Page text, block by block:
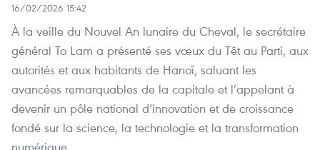
16/02/2026 15:42
À la veille du Nouvel An lunaire du Cheval, le secrétaire
général To Lam a présenté ses vœux du Têt au Parti, aux
autorités et aux habitants de Hanoï, saluant les
avancées remarquables de la capitale et l’appelant à
devenir un pôle national d’innovation et de croissance
fondé sur la science, la technologie et la transformation
numérique.